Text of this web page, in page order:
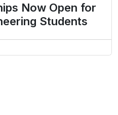
Now Open for
Students